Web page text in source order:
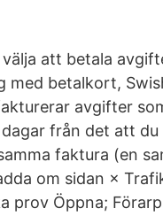
välja att betala
med betalkort,
avgifter
från det att
faktura (en
om sidan ×
prov Öppna;